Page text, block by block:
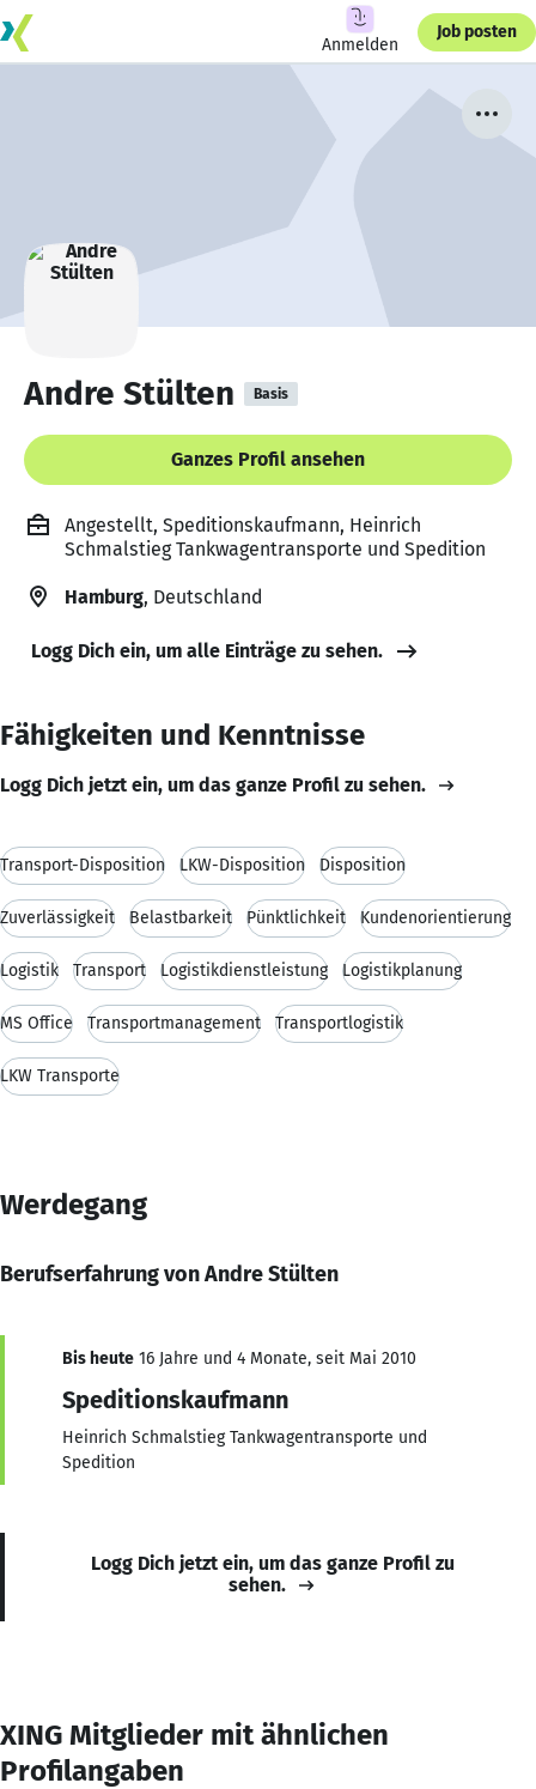
Anmelden
Job posten
Andre Stülten Basis
Ganzes Profil ansehen
Angestellt, Speditionskaufmann, Heinrich
Schmalstieg Tankwagentransporte und Spedition
Hamburg, Deutschland
Logg Dich ein, um alle Einträge zu sehen.
Fähigkeiten und Kenntnisse
Logg Dich jetzt ein, um das ganze Profil zu sehen.
Transport-Disposition LKW-Disposition Disposition
Zuverlässigkeit Belastbarkeit Pünktlichkeit Kundenorientierung
Logistik Transport Logistikdienstleistung Logistikplanung
MS Office Transportmanagement Transportlogistik
LKW Transporte
Werdegang
Berufserfahrung von Andre Stülten
Bis heute 16 Jahre und 4 Monate, seit Mai 2010
Speditionskaufmann
Heinrich Schmalstieg Tankwagentransporte und
Spedition
Logg Dich jetzt ein, um das ganze Profil zu
sehen.
XING Mitglieder mit ähnlichen
Profilangaben